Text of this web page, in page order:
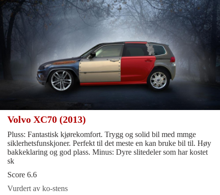
Volvo XC70 (2013)
Pluss: Fantastisk kjørekomfort. Trygg og solid bil med mmge
siklerhetsfunskjoner. Perfekt til det meste en kan bruke bil til. Høy
bakkeklaring og god plass. Minus: Dyre slitedeler som har kostet
sk
Score 6.6
Vurdert av ko-stens